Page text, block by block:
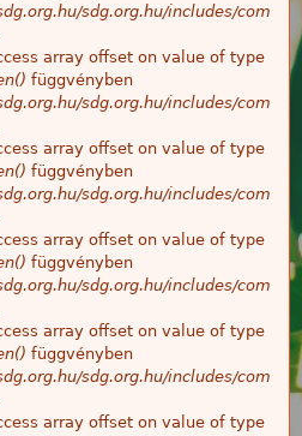
sdg.org.hu/includes/com
array offset on value of type
függvényben
sdg.org.hu/includes/com
array offset on value of type
függvényben
sdg.org.hu/includes/com
array offset on value of type
függvényben
sdg.org.hu/includes/com
array offset on value of type
függvényben
sdg.org.hu/includes/com
array offset on value of type